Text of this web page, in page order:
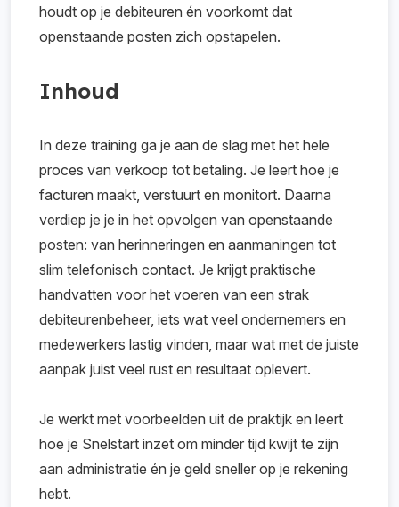
houdt op je debiteuren én voorkomt dat
openstaande posten zich opstapelen.
Inhoud
In deze training ga je aan de slag met het hele
proces van verkoop tot betaling. Je leert hoe je
facturen maakt, verstuurt en monitort. Daarna
verdiep je je in het opvolgen van openstaande
posten: van herinneringen en aanmaningen tot
slim telefonisch contact. Je krijgt praktische
handvatten voor het voeren van een strak
debiteurenbeheer, iets wat veel ondernemers en
medewerkers lastig vinden, maar wat met de juiste
aanpak juist veel rust en resultaat oplevert.
Je werkt met voorbeelden uit de praktijk en leert
hoe je Snelstart inzet om minder tijd kwijt te zijn
aan administratie én je geld sneller op je rekening
hebt.